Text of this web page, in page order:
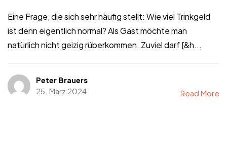
Eine Frage, die sich sehr häufig stellt: Wie viel Trinkgeld
ist denn eigentlich normal? Als Gast möchte man
natürlich nicht geizig rüberkommen. Zuviel darf [&h...
Peter Brauers
25. März 2024
Read More